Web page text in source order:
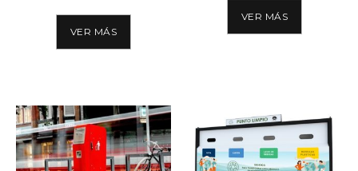
VER MÁS
VER MÁS